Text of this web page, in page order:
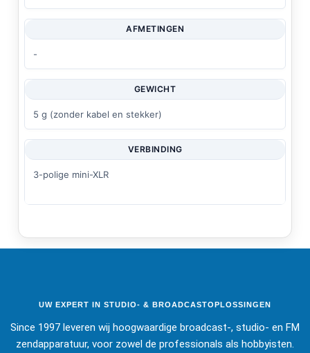
AFMETINGEN
-
GEWICHT
5 g (zonder kabel en stekker)
VERBINDING
3-polige mini-XLR
UW EXPERT IN STUDIO- & BROADCASTOPLOSSINGEN
Since 1997 leveren wij hoogwaardige broadcast-, studio- en FM
zendapparatuur, voor zowel de professionals als hobbyisten.